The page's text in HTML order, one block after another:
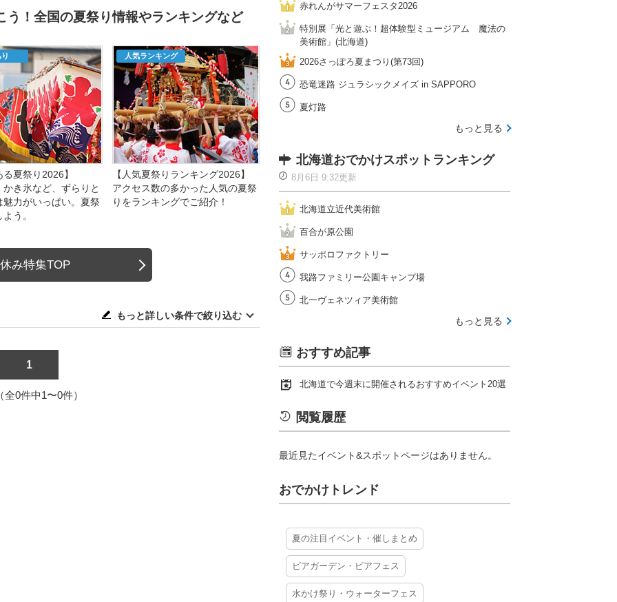
！全国の夏祭り情報やランキングなど
夏祭り2026】
かき氷など、ずらりと
魅力がいっぱい。夏祭
う。
人気ランキング
【人気夏祭りランキング2026】
アクセス数の多かった人気の夏祭
りをランキングでご紹介！
み特集TOP
もっと詳しい条件で絞り込む
1
全0件中1〜0件）
赤れんがサマーフェスタ2026
特別展「光と遊ぶ！超体験型ミュージアム 魔法の
美術館」(北海道)
2026さっぽろ夏まつり(第73回)
恐竜迷路 ジュラシックメイズ in SAPPORO
夏灯路
もっと見る
北海道おでかけスポットランキング
8月6日 9:32更新
北海道立近代美術館
百合が原公園
サッポロファクトリー
我路ファミリー公園キャンプ場
北一ヴェネツィア美術館
もっと見る
おすすめ記事
北海道で今週末に開催されるおすすめイベント20選
閲覧履歴
最近見たイベント&スポットページはありません。
おでかけトレンド
夏の注目イベント・催しまとめ
ビアガーデン・ビアフェス
水かけ祭り・ウォーターフェス